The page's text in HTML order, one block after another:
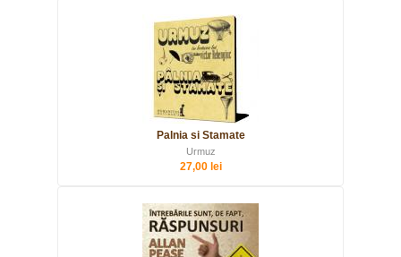
Palnia si Stamate
Urmuz
27,00 lei